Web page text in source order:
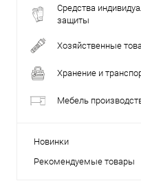
Средства
защиты
Хозяйственные
Хранение и
Мебель
Новинки
Рекомендуемые товары